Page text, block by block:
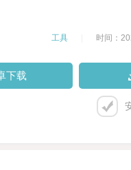
工具 时间：
下载